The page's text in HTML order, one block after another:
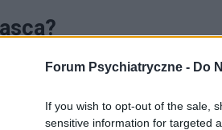
Forum Psychiatryczne - Do
If you wish to opt-out of the sale,
sensitive information for targeted
z roślin, zbieranych w Ameryce
płynu nazywana jest
jako silnie halucynogenne,